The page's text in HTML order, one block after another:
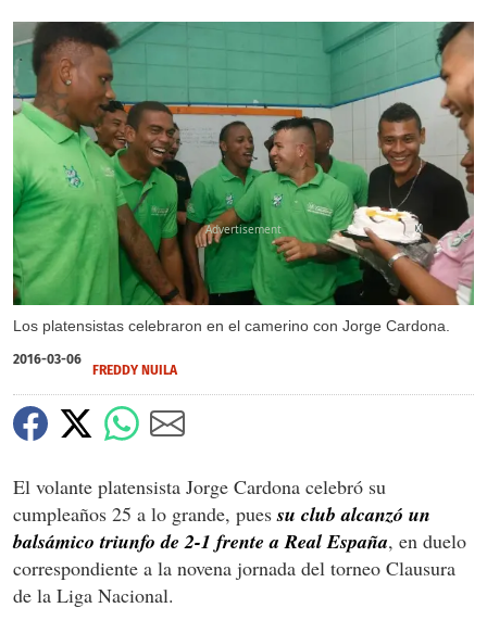
Los platensistas celebraron en el camerino con Jorge Cardona.
X
X
2016-03-06
FREDDY NUILA
El volante platensista Jorge Cardona celebró su
cumpleaños 25 a lo grande, puessu club alcanzó un
balsámico triunfo de 2-1 frente a Real España, en duelo
correspondiente a la novena jornada del torneo Clausura
de la Liga Nacional.